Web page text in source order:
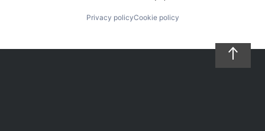
Privacy policyCookie policy